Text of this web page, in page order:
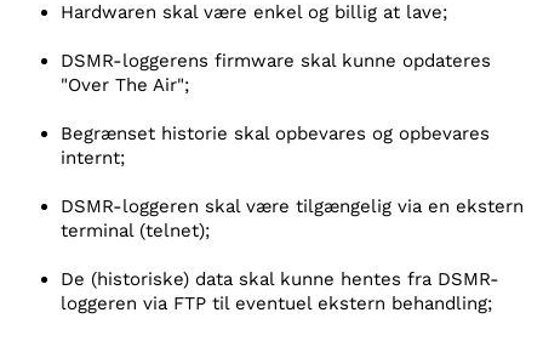
Hardwaren skal være enkel og billig at lave;
DSMR-loggerens firmware skal kunne opdateres
"Over The Air";
Begrænset historie skal opbevares og opbevares
internt;
DSMR-loggeren skal være tilgængelig via en ekstern
terminal (telnet);
De (historiske) data skal kunne hentes fra DSMR-
loggeren via FTP til eventuel ekstern behandling;